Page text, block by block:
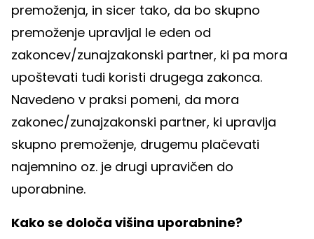
premoženja, in sicer tako, da bo skupno
premoženje upravljal le eden od
zakoncev/zunajzakonski partner, ki pa mora
upoštevati tudi koristi drugega zakonca.
Navedeno v praksi pomeni, da mora
zakonec/zunajzakonski partner, ki upravlja
skupno premoženje, drugemu plačevati
najemnino oz. je drugi upravičen do
uporabnine.
Kako se določa višina uporabnine?